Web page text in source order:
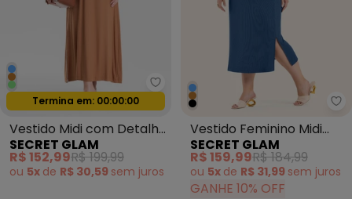
Secret Glam - Vestido Midi
Oferta relâmpago
Termina em: 00:00:00
Vestido Midi com Detalhe
Ponto Concha Marrom
SECRET GLAM
R$ 152,99R$ 199,99
ou 5x de R$ 30,59 sem juros
Vestido Feminino Midi
Plus Size Azul
SECRET GLAM
R$ 159,99R$ 184,99
ou 5x de R$ 31,99 sem juros
GANHE 10% OFF